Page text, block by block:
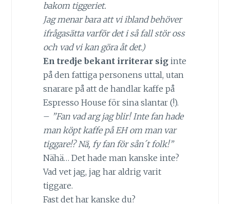
bakom tiggeriet.
Jag menar bara att vi ibland behöver
ifrågasätta varför det i så fall stör oss
och vad vi kan göra åt det.)
En tredje bekant irriterar siginte
på den fattiga personens uttal, utan
snarare på att de handlar kaffe på
Espresso House för sina slantar (!).
– ”Fan vad arg jag blir! Inte fan hade
man köpt kaffe på EH om man var
tiggare!? Nä, fy fan för sån´t folk!”
Nähä… Det hade man kanske inte?
Vad vet jag, jag har aldrig varit
tiggare.
Fast det har kanske du?